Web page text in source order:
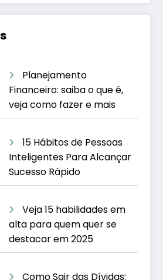
Planejamento
Financeiro: saiba o que é,
veja como fazer e mais
15 Hábitos de Pessoas
Inteligentes Para Alcançar
Sucesso Rápido
Veja 15 habilidades em
alta para quem quer se
destacar em 2025
Como Sair das Dívidas: